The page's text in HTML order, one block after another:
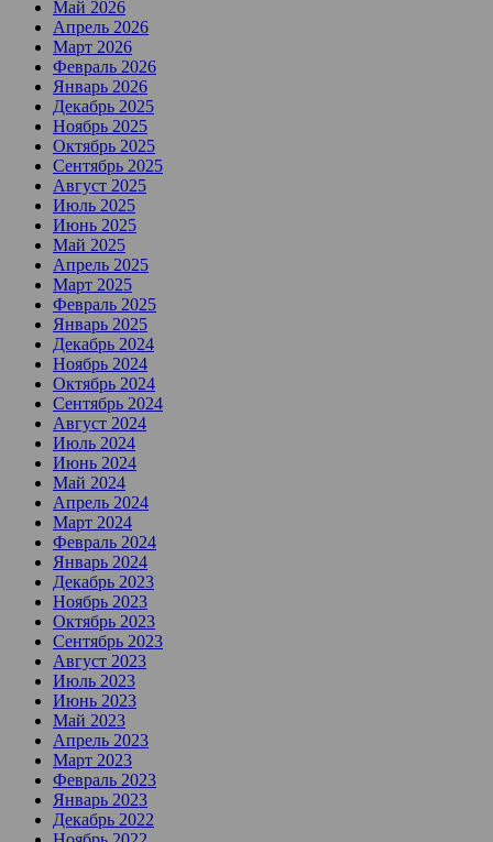
Май 2026
Апрель 2026
Март 2026
Февраль 2026
Январь 2026
Декабрь 2025
Ноябрь 2025
Октябрь 2025
Сентябрь 2025
Август 2025
Июль 2025
Июнь 2025
Май 2025
Апрель 2025
Март 2025
Февраль 2025
Январь 2025
Декабрь 2024
Ноябрь 2024
Октябрь 2024
Сентябрь 2024
Август 2024
Июль 2024
Июнь 2024
Май 2024
Апрель 2024
Март 2024
Февраль 2024
Январь 2024
Декабрь 2023
Ноябрь 2023
Октябрь 2023
Сентябрь 2023
Август 2023
Июль 2023
Июнь 2023
Май 2023
Апрель 2023
Март 2023
Февраль 2023
Январь 2023
Декабрь 2022